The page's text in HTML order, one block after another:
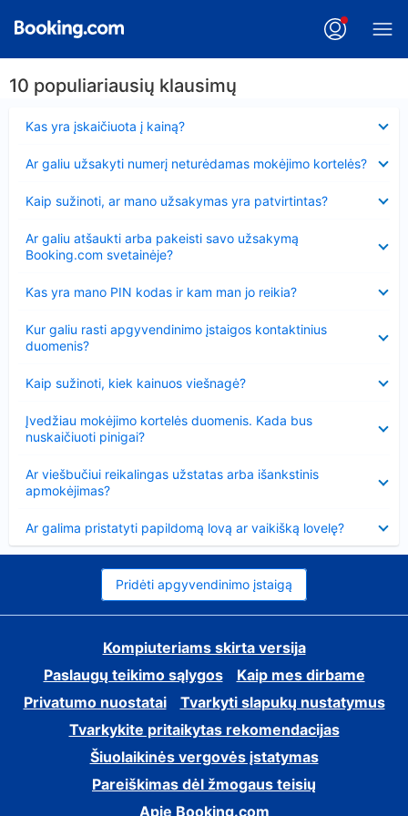
10 populiariausių klausimų
Kas yra įskaičiuota į kainą?
Ar galiu užsakyti numerį neturėdamas mokėjimo kortelės?
Kaip sužinoti, ar mano užsakymas yra patvirtintas?
Ar galiu atšaukti arba pakeisti savo užsakymą
Booking.com svetainėje?
Kas yra mano PIN kodas ir kam man jo reikia?
Kur galiu rasti apgyvendinimo įstaigos kontaktinius
duomenis?
Kaip sužinoti, kiek kainuos viešnagė?
Įvedžiau mokėjimo kortelės duomenis. Kada bus
nuskaičiuoti pinigai?
Ar viešbučiui reikalingas užstatas arba išankstinis
apmokėjimas?
Ar galima pristatyti papildomą lovą ar vaikišką lovelę?
Pridėti apgyvendinimo įstaigą
Kompiuteriams skirta versija
Paslaugų teikimo sąlygos
Kaip mes dirbame
Privatumo nuostatai
Tvarkyti slapukų nustatymus
Tvarkykite pritaikytas rekomendacijas
Šiuolaikinės vergovės įstatymas
Pareiškimas dėl žmogaus teisių
Apie Booking.com